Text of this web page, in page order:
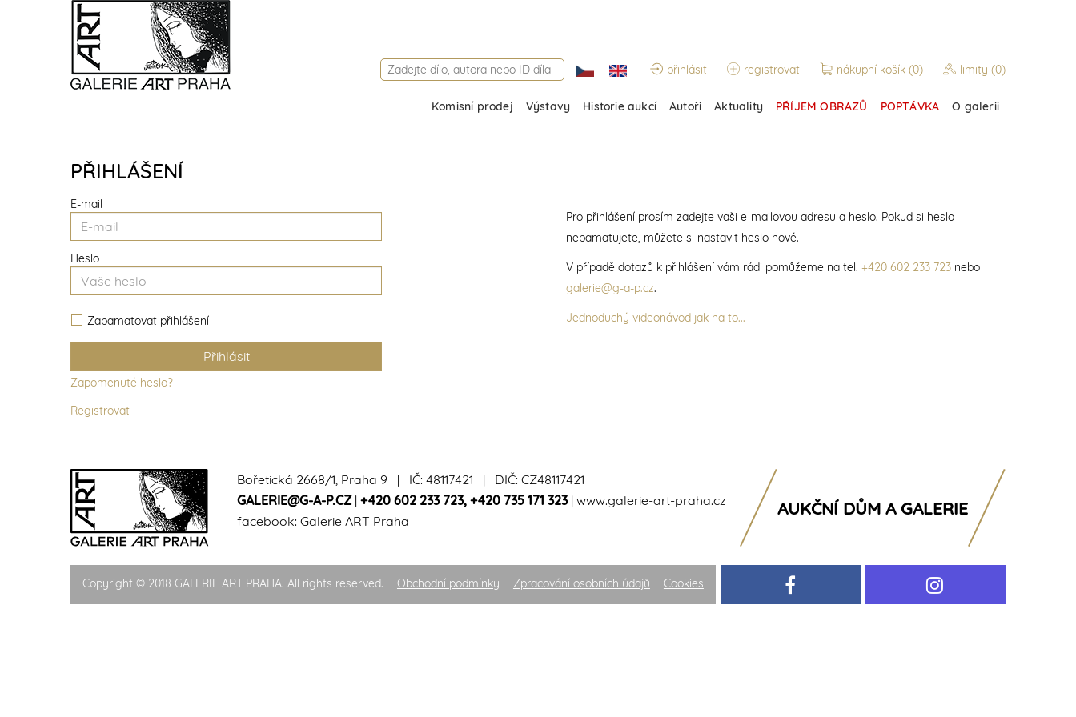
přihlásit registrovat nákupní košík (0) limity (0)
Komisní prodej Výstavy Historie aukcí Autoři Aktuality PŘÍJEM OBRAZŮ POPTÁVKA O galerii
PŘIHLÁŠENÍ
E-mail
Heslo
Zapamatovat přihlášení
Zapomenuté heslo?
Registrovat
Pro přihlášení prosím zadejte vaši e-mailovou adresu a heslo. Pokud si heslo
nepamatujete, můžete si nastavit heslo nové.
V případě dotazů k přihlášení vám rádi pomůžeme na tel. +420 602 233 723nebo
galerie@g-a-p.cz.
Jednoduchý videonávod jak na to...
Bořetická 2668/1, Praha 9 | IČ: 48117421 | DIČ: CZ48117421
GALERIE@G-A-P.CZ| +420 602 233 723, +420 735 171 323| www.galerie-art-praha.cz
facebook: Galerie ART Praha
AUKČNÍ DŮM A GALERIE
Copyright © 2018 GALERIE ART PRAHA. All rights reserved. Obchodní podmínky Zpracování osobních údajů Cookies